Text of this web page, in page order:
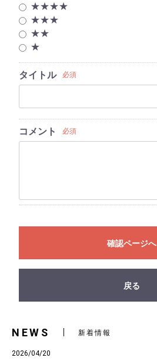
★★★★
★★★
★★
★
タイトル 必須
コメント 必須
確認ページへ
戻る
NEWS 新着情報
2026/04/20